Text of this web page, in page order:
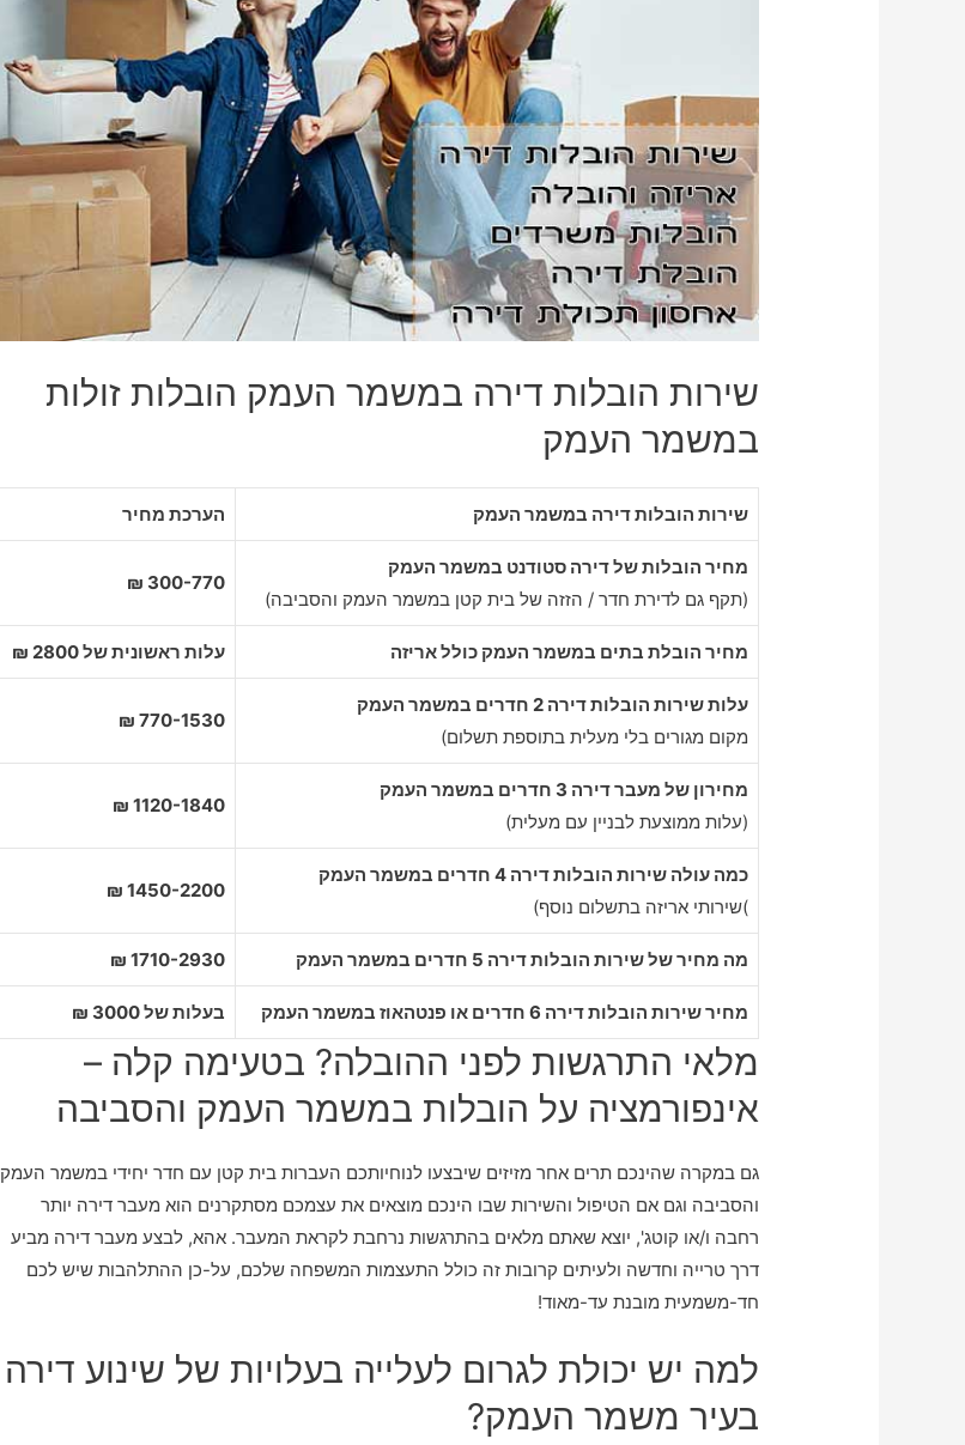
שירות הובלות דירה במשמר העמק הובלות זולות
במשמר העמק
שירות הובלות דירה במשמר העמק הערכת מחיר
מחיר הובלות של דירה סטודנט במשמר העמק
(תקף גם לדירת חדר / הזזה של בית קטן במשמר העמק והסביבה)
300-770 ₪
מחיר הובלת בתים במשמר העמק כולל אריזה עלות ראשונית של 2800 ₪
עלות שירות הובלות דירה 2 חדרים במשמר העמק
מקום מגורים בלי מעלית בתוספת תשלום)
770-1530 ₪
מחירון של מעבר דירה 3 חדרים במשמר העמק
(עלות ממוצעת לבניין עם מעלית)
1120-1840 ₪
כמה עולה שירות הובלות דירה 4 חדרים במשמר העמק
)שירותי אריזה בתשלום נוסף)
1450-2200 ₪
מה מחיר של שירות הובלות דירה 5 חדרים במשמר העמק 1710-2930 ₪
מחיר שירות הובלות דירה 6 חדרים או פנטהאוז במשמר העמק בעלות של 3000 ₪
מלאי התרגשות לפני ההובלה? בטעימה קלה –
אינפורמציה על הובלות במשמר העמק והסביבה
גם במקרה שהינכם תרים אחר מזיזים שיבצעו לנוחיותכם העברות בית קטן עם חדר יחידי במשמר העמק
והסביבה וגם אם הטיפול והשירות שבו הינכם מוצאים את עצמכם מסתקרנים הוא מעבר דירה יותר
רחבה ו/או קוטג', יוצא שאתם מלאים בהתרגשות נרחבת לקראת המעבר. אהא, לבצע מעבר דירה מביע
דרך טרייה וחדשה ולעיתים קרובות זה כולל התעצמות המשפחה שלכם, על-כן ההתלהבות שיש לכם
חד-משמעית מובנת עד-מאוד!
למה יש יכולת לגרום לעלייה בעלויות של שינוע דירה
בעיר משמר העמק?